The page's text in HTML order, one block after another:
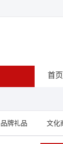
首页
品牌礼品 文化